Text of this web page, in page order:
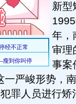
新型
年，
审理
事案
严峻形势，
罪人员进行矫